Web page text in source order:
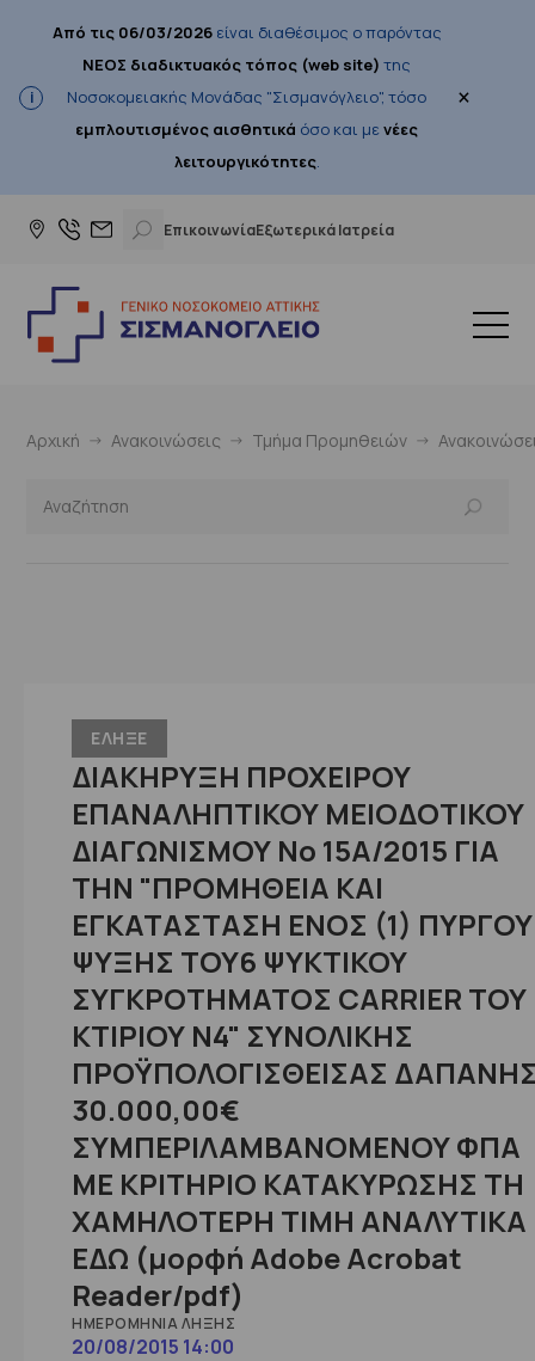
Από τις 06/03/2026είναι διαθέσιμος ο παρόντας
ΝΕΟΣ διαδικτυακός τόπος (web site) της
Νοσοκομειακής Μονάδας "Σισμανόγλειο", τόσο
εμπλουτισμένος αισθητικά όσο και μενέες
λειτουργικότητες.
×
ΕπικοινωνίαΕξωτερικά Ιατρεία
Αρχική Ανακοινώσεις Τμήμα Προμηθειών
ΕΛΗΞΕ
ΔΙΑΚΗΡΥΞΗ ΠΡΟΧΕΙΡΟΥ
ΕΠΑΝΑΛΗΠΤΙΚΟΥ ΜΕΙΟΔΟΤΙΚΟΥ
ΔΙΑΓΩΝΙΣΜΟΥ Νο 15Α/2015 ΓΙΑ
ΤΗΝ "ΠΡΟΜΗΘΕΙΑ ΚΑΙ
ΕΓΚΑΤΑΣΤΑΣΗ ΕΝΟΣ (1) ΠΥΡΓΟΥ
ΨΥΞΗΣ ΤΟΥ6 ΨΥΚΤΙΚΟΥ
ΣΥΓΚΡΟΤΗΜΑΤΟΣ CARRIER ΤΟΥ
ΚΤΙΡΙΟΥ Ν4" ΣΥΝΟΛΙΚΗΣ
ΠΡΟΫΠΟΛΟΓΙΣΘΕΙΣΑΣ
30.000,00€
ΣΥΜΠΕΡΙΛΑΜΒΑΝΟΜΕΝΟΥ ΦΠΑ
ΜΕ ΚΡΙΤΗΡΙΟ ΚΑΤΑΚΥΡΩΣΗΣ ΤΗ
ΧΑΜΗΛΟΤΕΡΗ ΤΙΜΗ ΑΝΑΛΥΤΙΚΑ
ΕΔΩ (μορφή Adobe Acrobat
Reader/pdf)
ΗΜΕΡΟΜΗΝΊΑ ΛΉΞΗΣ
20/08/2015 14:00